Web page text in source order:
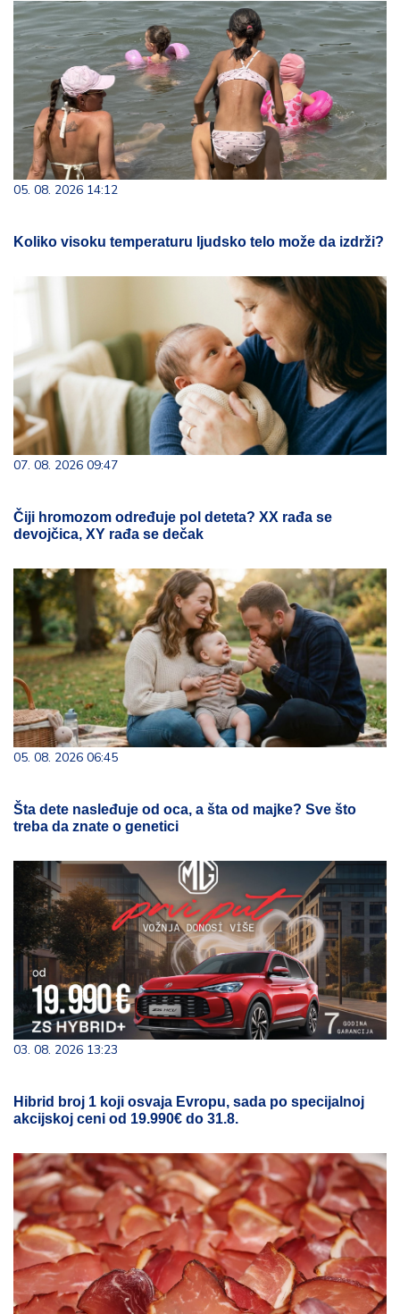
05. 08. 2026 14:12
Koliko visoku temperaturu ljudsko telo može da izdrži?
07. 08. 2026 09:47
Čiji hromozom određuje pol deteta? XX rađa se
devojčica, XY rađa se dečak
05. 08. 2026 06:45
Šta dete nasleđuje od oca, a šta od majke? Sve što
treba da znate o genetici
03. 08. 2026 13:23
Hibrid broj 1 koji osvaja Evropu, sada po specijalnoj
akcijskoj ceni od 19.990€ do 31.8.